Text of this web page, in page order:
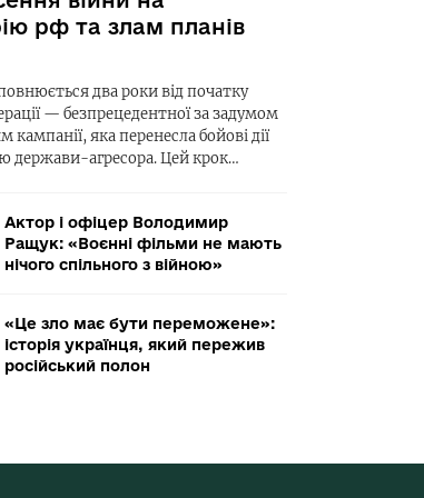
рф та злам планів
два роки від початку
— безпрецедентної за задумом
кампанії, яка перенесла бойові дії
держави-агресора. Цей крок…
Актор і офіцер Володимир
Ращук: «Воєнні фільми не мають
нічого спільного з війною»
«Це зло має бути переможене»:
історія українця, який пережив
російський полон